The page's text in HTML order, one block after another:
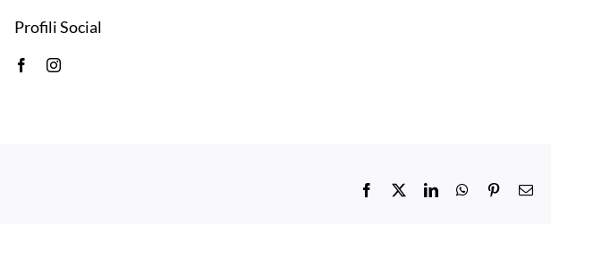
Profili Social
Facebook
X LinkedInWhatsApp
PinterestEmail